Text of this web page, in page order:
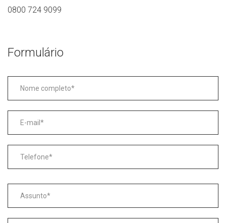
0800 724 9099
Formulário